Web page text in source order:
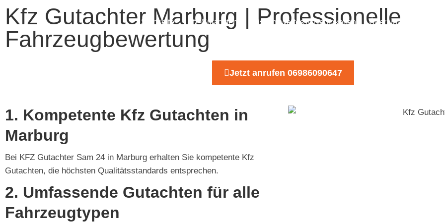
Startseite Kfz-Gutachten Wissenswertes & Neuigkeiten Über uns
Kfz Gutachter Marburg | Professionelle
Fahrzeugbewertung
Jetzt anrufen 06986090647
1. Kompetente Kfz Gutachten in
Marburg
Bei KFZ Gutachter Sam 24 in Marburg erhalten Sie kompetente Kfz
Gutachten, die höchsten Qualitätsstandards entsprechen.
2. Umfassende Gutachten für alle
Fahrzeugtypen